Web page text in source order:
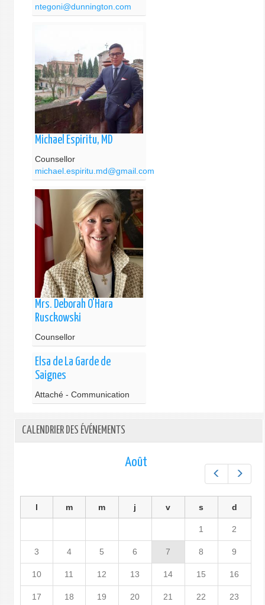
ntegoni@dunnington.com
Michael Espiritu, MD
Counsellor
michael.espiritu.md@gmail.com
Mrs. Deborah O'Hara
Rusckowski
Counsellor
Elsa de La Garde de
Saignes
Attaché - Communication
CALENDRIER DES ÉVÉNEMENTS
Préc.
Août
l m m j v s d
1 2
3 4 5 6 7 8 9
10 11 12 13 14 15 16
17 18 19 20 21 22 23